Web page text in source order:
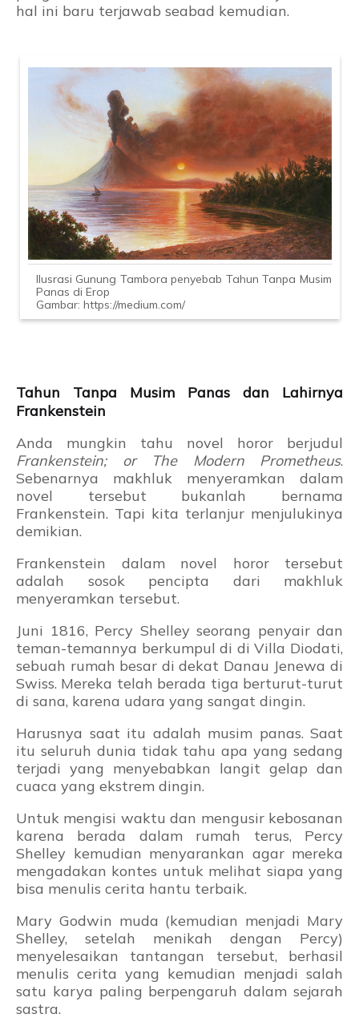
hal ini baru terjawab seabad kemudian.
Ilusrasi Gunung Tambora penyebab Tahun Tanpa Musim
Panas di Erop
Gambar: https://medium.com/
Tahun Tanpa Musim Panas dan Lahirnya
Frankenstein
Anda mungkin tahu novel horor berjudul
Frankenstein; or The Modern Prometheus.
Sebenarnya makhluk menyeramkan dalam
novel tersebut bukanlah bernama
Frankenstein. Tapi kita terlanjur menjulukinya
demikian.
Frankenstein dalam novel horor tersebut
adalah sosok pencipta dari makhluk
menyeramkan tersebut.
Juni 1816, Percy Shelley seorang penyair dan
teman-temannya berkumpul di di Villa Diodati,
sebuah rumah besar di dekat Danau Jenewa di
Swiss. Mereka telah berada tiga berturut-turut
di sana, karena udara yang sangat dingin.
Harusnya saat itu adalah musim panas. Saat
itu seluruh dunia tidak tahu apa yang sedang
terjadi yang menyebabkan langit gelap dan
cuaca yang ekstrem dingin.
Untuk mengisi waktu dan mengusir kebosanan
karena berada dalam rumah terus, Percy
Shelley kemudian menyarankan agar mereka
mengadakan kontes untuk melihat siapa yang
bisa menulis cerita hantu terbaik.
Mary Godwin muda (kemudian menjadi Mary
Shelley, setelah menikah dengan Percy)
menyelesaikan tantangan tersebut, berhasil
menulis cerita yang kemudian menjadi salah
satu karya paling berpengaruh dalam sejarah
sastra.